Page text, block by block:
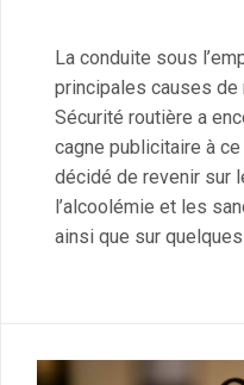
La conduite sous
principales causes de
Sécurité routière a
cagne publicitaire à
décidé de revenir sur
l’alcoolémie et les
ainsi que sur